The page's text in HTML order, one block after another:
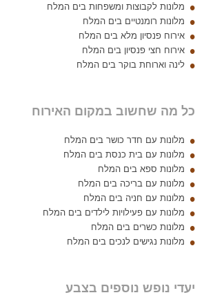
מלונות לקבוצות ומשפחות בים המלח
מלונות רומנטיים בים המלח
אירוח פנסיון מלא בים המלח
אירוח חצי פנסיון בים המלח
לינה וארוחת בוקר בים המלח
כל מה שחשוב במקום האירוח
מלונות עם חדר כושר בים המלח
מלונות עם בית כנסת בים המלח
מלונות ספא בים המלח
מלונות עם בריכה בים המלח
מלונות עם חניה בים המלח
מלונות עם פעילויות לילדים בים המלח
מלונות כשרים בים המלח
מלונות נגישים לנכים בים המלח
יעדי נופש נוספים בצבע